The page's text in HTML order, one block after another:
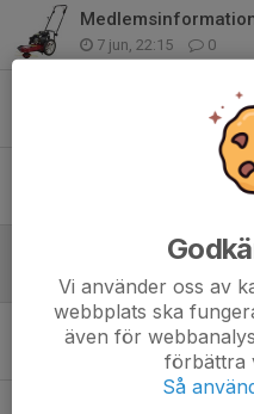
7 jun, 22:15 0
Medlemsinformation
0
Klippning i Skills
19 maj, 21:55
17 maj, 22:50 1
Vi använder oss av
webbplats ska
även för
förbättra
Så